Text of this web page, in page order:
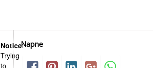
Notice:
Trying
to
Napne